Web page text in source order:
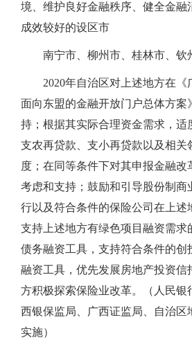
境、维护良好金融秩序、健全金融
成效较好的设区市
南宁市、柳州市、桂林市、钦
2020年自治区对上述地方在
面向东盟的金融开放门户总体方案
持；根据其实际合理资金需求，适
支农再贷款、支小再贷款以及相关
度；在同等条件下对其申报金融改
考虑和支持；鼓励和引导股份制商
行以及符合条件的保险公司在上述
支持上述地方有绿色项目融资需求
债务融资工具，支持符合条件的创
融资工具，优先发展房地产投资信
方积极探索保险业改革。（人民银
西银保监局、广西证监局、自治区
实施）